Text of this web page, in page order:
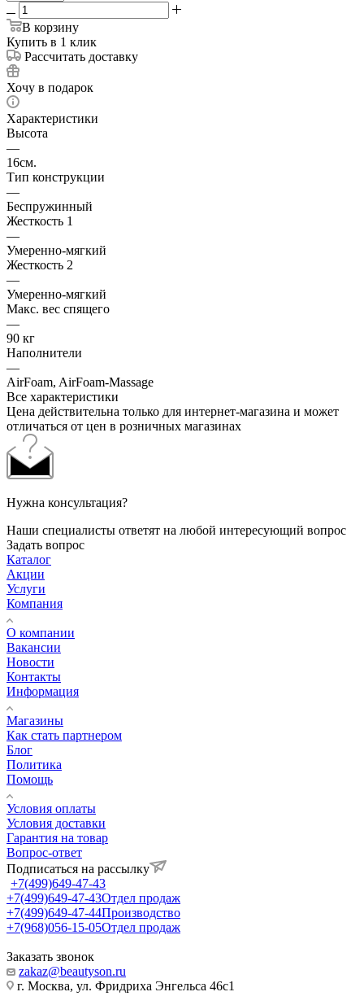
В корзину
Купить в 1 клик
Рассчитать доставку
Хочу в подарок
Характеристики
Высота
—
16см.
Тип конструкции
—
Беспружинный
Жесткость 1
—
Умеренно-мягкий
Жесткость 2
—
Умеренно-мягкий
Макс. вес спящего
—
90 кг
Наполнители
—
AirFoam, AirFoam-Massage
Все характеристики
Цена действительна только для интернет-магазина и может
отличаться от цен в розничных магазинах
Нужна консультация?
Наши специалисты ответят на любой интересующий вопрос
Задать вопрос
Каталог
Акции
Услуги
Компания
О компании
Вакансии
Новости
Контакты
Информация
Магазины
Как стать партнером
Блог
Политика
Помощь
Условия оплаты
Условия доставки
Гарантия на товар
Вопрос-ответ
Подписаться на рассылку
+7(499)649-47-43
+7(499)649-47-43Отдел продаж
+7(499)649-47-44Производство
+7(968)056-15-05Отдел продаж
Заказать звонок
zakaz@beautyson.ru
г. Москва, ул. Фридриха Энгельса 46с1